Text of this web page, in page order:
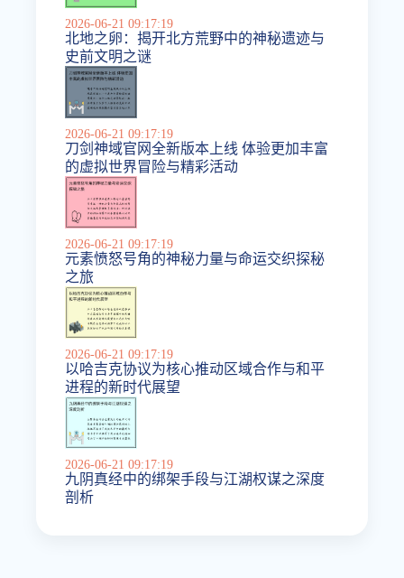
2026-06-21 09:17:19
北地之卵：揭开北方荒野中的神秘遗迹与
史前文明之谜
2026-06-21 09:17:19
刀剑神域官网全新版本上线 体验更加丰富
的虚拟世界冒险与精彩活动
2026-06-21 09:17:19
元素愤怒号角的神秘力量与命运交织探秘
之旅
2026-06-21 09:17:19
以哈吉克协议为核心推动区域合作与和平
进程的新时代展望
2026-06-21 09:17:19
九阴真经中的绑架手段与江湖权谋之深度
剖析